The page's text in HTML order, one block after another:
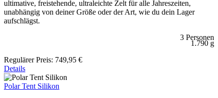
ultimative, freistehende, ultraleichte Zelt für alle Jahreszeiten,
unabhängig von deiner Größe oder der Art, wie du dein Lager
aufschlägst.
3 Personen
1.790 g
Regulärer Preis: 749,95 €
Details
Polar Tent Silikon